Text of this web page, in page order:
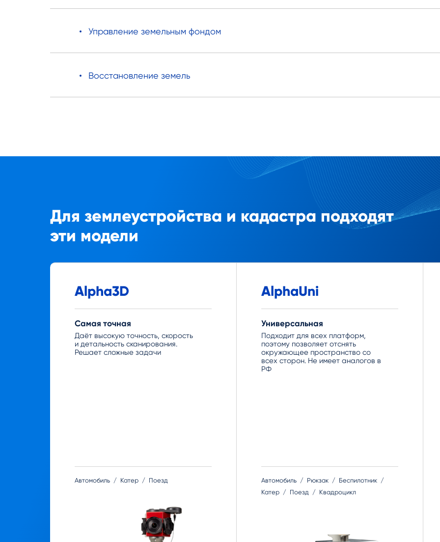
Управление земельным фондом
Восстановление земель
Для землеустройства и кадастра подходят
эти модели
Alpha3D
Самая точная
Даёт высокую точность, скорость
и детальность сканирования.
Решает сложные задачи
Автомобиль Катер Поезд
AlphaUni
Универсальная
Подходит для всех платформ,
поэтому позволяет отснять
окружающее пространство со
всех сторон. Не имеет аналогов в
РФ
Автомобиль Рюкзак
Беспилотник
Катер
Поезд Квадроцикл